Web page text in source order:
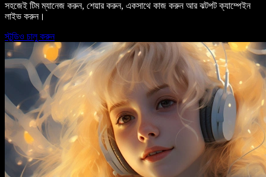
সহজেই টিম ম্যানেজ করুন, শেয়ার করুন, একসাথে কাজ করুন আর ঝটপট ক্যাম্পেইন
লাইভ করুন।
স্টুডিও চালু করুন